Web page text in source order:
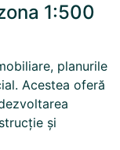
1:500
planurile
Acestea oferă
și